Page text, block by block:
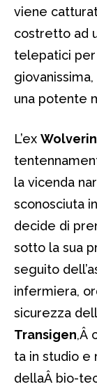
viene
costretto ad
telepatici
una potente
L’ex
la vicenda
sconosciuta
decide di
sotto la sua
seguito
infermiera,
sicurezza
Transigen,Â
ta in studio e
dellaÂ bio-